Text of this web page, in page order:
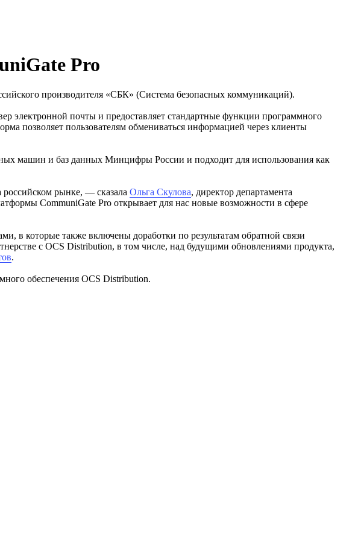
Pro
производителя «СБК» (Система безопасных коммуникаций).
электронной почты и предоставляет стандартные функции программного
позволяет пользователям обмениваться информацией через клиенты
машин и баз данных Минцифры России и подходит для использования как
рынке, — сказала Ольга Скулова, директор департамента
CommuniGate Pro открывает для нас новые возможности в сфере
в которые также включены доработки по результатам обратной связи
с OCS Distribution, в том числе, над будущими обновлениями продукта,
.
обеспечения OCS Distribution.